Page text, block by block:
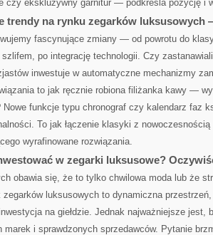
czy ekskluzywny garnitur — podkreśla pozycję i
trendy na rynku zegarków luksusowych
fascynujące zmiany — od powrotu do
szlifem, po integrację technologii. Czy
inwestuje w automatyczne mechanizmy
to jak ręcznie robiona filiżanka kawy —
Nowe funkcje typu chronograf czy kalendarz faz
To jak łączenie klasyki z
wyrafinowane rozwiązania.
w zegarki luksusowe?
obawia się, że to tylko chwilowa moda lub że
luksusowych to dynamiczna
na giełdzie. Jednak najważniejsze jest,
marek i sprawdzonych sprzedawców. Pytanie